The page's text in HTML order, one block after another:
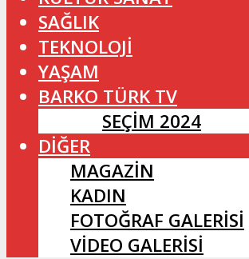
SAĞLIK
TEKNOLOJİ
YAŞAM
BARKO TÜRK TV
SEÇIM 2024
DİĞER
MAGAZİN
KADIN
FOTOĞRAF GALERİSİ
VİDEO GALERİSİ